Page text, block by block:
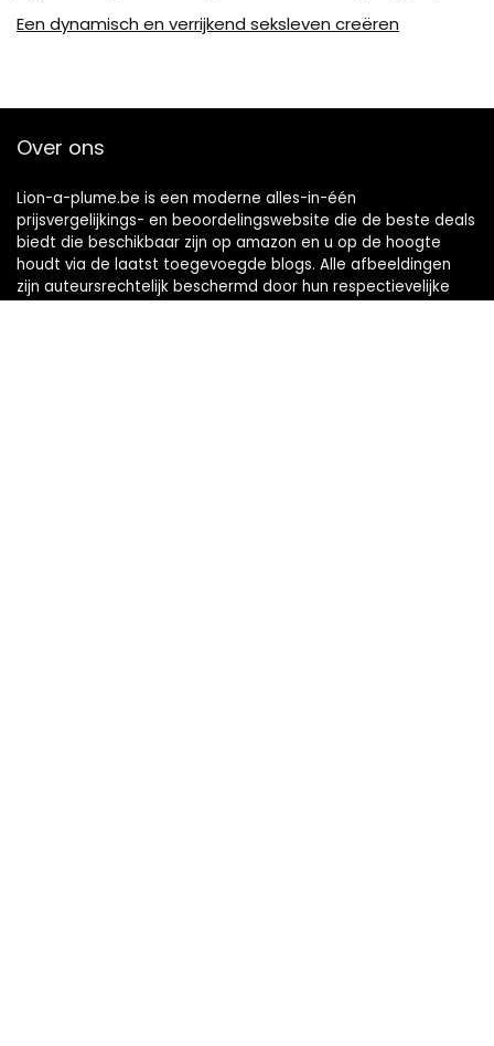
Een dynamisch en verrijkend seksleven creëren
Over ons
Lion-a-plume.be is een moderne alles-in-één
prijsvergelijkings- en beoordelingswebsite die de beste deals
biedt die beschikbaar zijn op amazon en u op de hoogte
houdt via de laatst toegevoegde blogs. Alle afbeeldingen
zijn auteursrechtelijk beschermd door hun respectievelijke